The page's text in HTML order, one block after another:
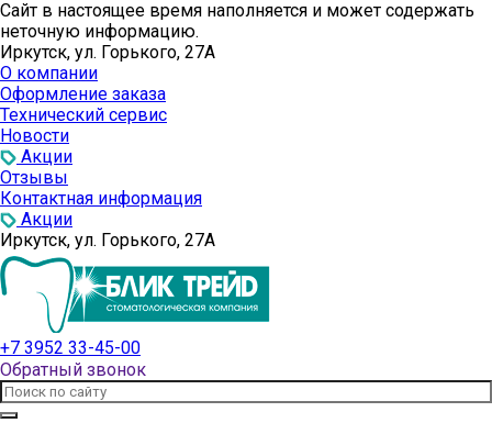
Сайт в настоящее время наполняется и может содержать
неточную информацию.
Иркутск, ул. Горького, 27А
О компании
Оформление заказа
Технический сервис
Новости
Акции
Отзывы
Контактная информация
Акции
Иркутск, ул. Горького, 27А
+7 3952 33-45-00
Обратный звонок